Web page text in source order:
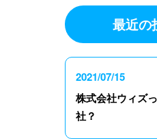
最近の
2021/07/15
株式会社ウィズ
社？